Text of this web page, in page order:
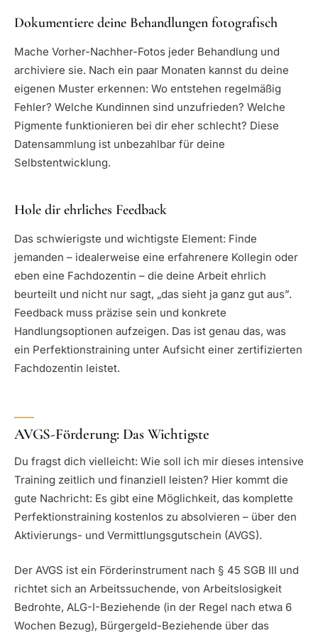
Dokumentiere deine Behandlungen fotografisch
Mache Vorher-Nachher-Fotos jeder Behandlung und
archiviere sie. Nach ein paar Monaten kannst du deine
eigenen Muster erkennen: Wo entstehen regelmäßig
Fehler? Welche Kundinnen sind unzufrieden? Welche
Pigmente funktionieren bei dir eher schlecht? Diese
Datensammlung ist unbezahlbar für deine
Selbstentwicklung.
Hole dir ehrliches Feedback
Das schwierigste und wichtigste Element: Finde
jemanden – idealerweise eine erfahrenere Kollegin oder
eben eine Fachdozentin – die deine Arbeit ehrlich
beurteilt und nicht nur sagt, „das sieht ja ganz gut aus”.
Feedback muss präzise sein und konkrete
Handlungsoptionen aufzeigen. Das ist genau das, was
ein Perfektionstraining unter Aufsicht einer zertifizierten
Fachdozentin leistet.
AVGS-Förderung: Das Wichtigste
Du fragst dich vielleicht: Wie soll ich mir dieses intensive
Training zeitlich und finanziell leisten? Hier kommt die
gute Nachricht: Es gibt eine Möglichkeit, das komplette
Perfektionstraining kostenlos zu absolvieren – über den
Aktivierungs- und Vermittlungsgutschein (AVGS).
Der AVGS ist ein Förderinstrument nach § 45 SGB III und
richtet sich an Arbeitssuchende, von Arbeitslosigkeit
Bedrohte, ALG-I-Beziehende (in der Regel nach etwa 6
Wochen Bezug), Bürgergeld-Beziehende über das